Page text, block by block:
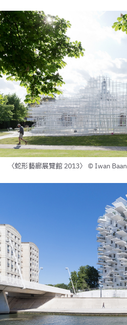
〈蛇形藝廊展覽館 2013〉 © Iwan Baan